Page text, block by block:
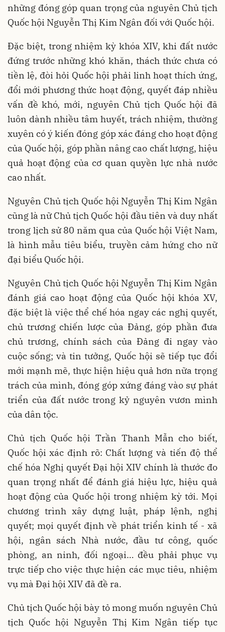
những đóng góp quan trọng của nguyên Chủ tịch
Quốc hội Nguyễn Thị Kim Ngân đối với Quốc hội.
Đặc biệt, trong nhiệm kỳ khóa XIV, khi đất nước
đứng trước những khó khăn, thách thức chưa có
tiền lệ, đòi hỏi Quốc hội phải linh hoạt thích ứng,
đổi mới phương thức hoạt động, quyết đáp nhiều
vấn đề khó, mới, nguyên Chủ tịch Quốc hội đã
luôn dành nhiều tâm huyết, trách nhiệm, thường
xuyên có ý kiến đóng góp xác đáng cho hoạt động
của Quốc hội, góp phần nâng cao chất lượng, hiệu
quả hoạt động của cơ quan quyền lực nhà nước
cao nhất.
Nguyên Chủ tịch Quốc hội Nguyễn Thị Kim Ngân
cũng là nữ Chủ tịch Quốc hội đầu tiên và duy nhất
trong lịch sử 80 năm qua của Quốc hội Việt Nam,
là hình mẫu tiêu biểu, truyền cảm hứng cho nữ
đại biểu Quốc hội.
Nguyên Chủ tịch Quốc hội Nguyễn Thị Kim Ngân
đánh giá cao hoạt động của Quốc hội khóa XV,
đặc biệt là việc thể chế hóa ngay các nghị quyết,
chủ trương chiến lược của Đảng, góp phần đưa
chủ trương, chính sách của Đảng đi ngay vào
cuộc sống; và tin tưởng, Quốc hội sẽ tiếp tục đổi
mới mạnh mẽ, thực hiện hiệu quả hơn nữa trọng
trách của mình, đóng góp xứng đáng vào sự phát
triển của đất nước trong kỷ nguyên vươn mình
của dân tộc.
Chủ tịch Quốc hội Trần Thanh Mẫn cho biết,
Quốc hội xác định rõ: Chất lượng và tiến độ thể
chế hóa Nghị quyết Đại hội XIV chính là thước đo
quan trọng nhất để đánh giá hiệu lực, hiệu quả
hoạt động của Quốc hội trong nhiệm kỳ tới. Mọi
chương trình xây dựng luật, pháp lệnh, nghị
quyết; mọi quyết định về phát triển kinh tế - xã
hội, ngân sách Nhà nước, đầu tư công, quốc
phòng, an ninh, đối ngoại… đều phải phục vụ
trực tiếp cho việc thực hiện các mục tiêu, nhiệm
vụ mà Đại hội XIV đã đề ra.
Chủ tịch Quốc hội bày tỏ mong muốn nguyên Chủ
tịch Quốc hội Nguyễn Thị Kim Ngân tiếp tục